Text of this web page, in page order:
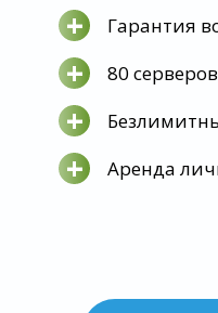
+ Гарантия
+ 80
+
+ Аренда